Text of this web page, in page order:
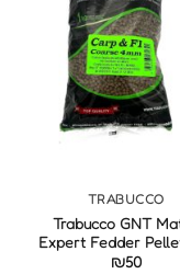
TRABUCCO
Trabucco GNT
Expert Fedder
₪50